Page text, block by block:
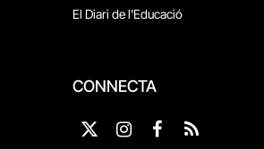
El Diari de l'Educació
CONNECTA
X
Instagram
Facebook
RSS